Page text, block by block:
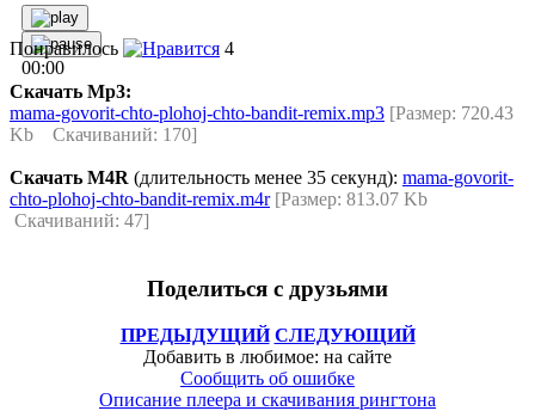
00:00
Понравилось 4
Скачать Mp3:
mama-govorit-chto-plohoj-chto-bandit-remix.mp3 [Размер: 720.43
Kb Скачиваний: 170]
Скачать M4R (длительность менее 35 секунд): mama-govorit-
chto-plohoj-chto-bandit-remix.m4r[Размер: 813.07 Kb
Скачиваний: 47]
Поделиться с друзьями
ПРЕДЫДУЩИЙ СЛЕДУЮЩИЙ
Добавить в любимое: на сайте
Сообщить об ошибке
Описание плеера и скачивания рингтона